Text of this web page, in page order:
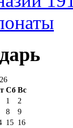
Сб Вс
1
2
8
9
15 16